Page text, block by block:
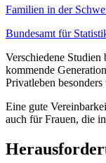
Familien in der
Bundesamt für
Verschiedene Studien
kommende
Privatleben
Eine gute
auch für Frauen, die